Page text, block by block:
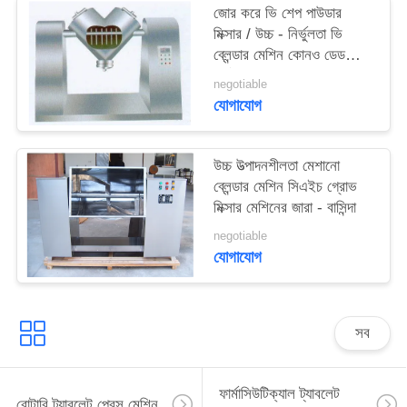
ম্যাপ
PRIVACY
POLICY
জোর করে ভি শেপ পাউডার
মিক্সার / উচ্চ - নির্ভুলতা ভি
ব্লেন্ডার মেশিন কোনও ডেড
কর্নার নয়
negotiable
যোগাযোগ
উচ্চ উত্পাদনশীলতা মেশানো
ব্লেন্ডার মেশিন সিএইচ গ্রোভ
মিক্সার মেশিনের জারা - বাসিন্দা
negotiable
যোগাযোগ
সব
ফার্মাসিউটিক্যাল ট্যাবলেট